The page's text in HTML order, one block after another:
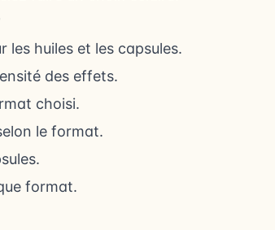
les huiles et les capsules.
des effets.
choisi.
le format.
format.